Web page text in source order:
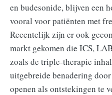
en budesonide, blijven een
vooral voor patiënten met
Recentelijk zijn er ook
markt gekomen die ICS,
zoals de triple-therapie
uitgebreide benadering
openen als ontstekingen te